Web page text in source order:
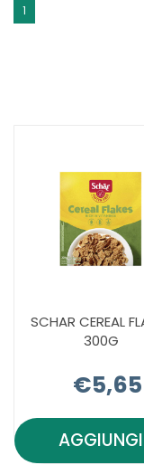
1
SCHAR CEREAL
300G
€5,65
AGGIUNGI